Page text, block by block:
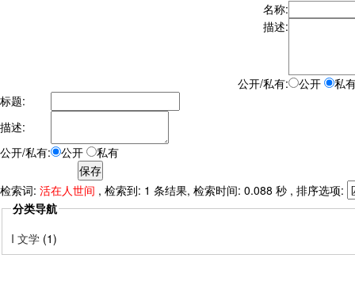
名称:
描述:
公开/私有: 公开
私
标题:
描述:
公开/私有:
公开 私有
检索词: 活在人世间 , 检索到: 1 条结果, 检索时间: 0.088 秒 , 排序选项:
分类导航
I 文学 (1)